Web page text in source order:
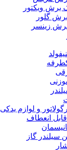
برش ویکتور
گلور
زینسر
و لوازم یدکی
انعطاف
سیلندر گاز